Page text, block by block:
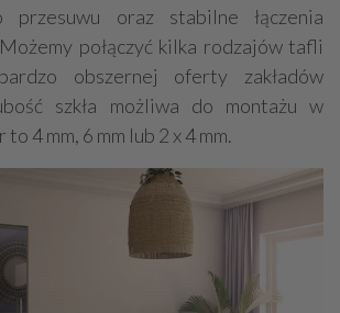
przesuwu oraz stabilne łączenia
połączyć kilka rodzajów tafli
obszernej oferty zakładów
szkła możliwa do montażu w
4 mm, 6 mm lub 2 x 4 mm.